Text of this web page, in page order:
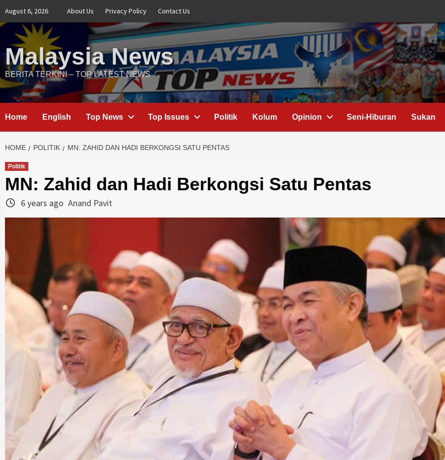
content
August 6, 2026 About Us Privacy Policy Contact Us
Malaysia News
BERITA TERKINI – TOP LATEST NEWS
Home English Top News Top Issues Politik Kolum Opinion Seni-Hiburan Sukan
HOME POLITIK MN: ZAHID DAN HADI BERKONGSI SATU PENTAS
Politik
MN: Zahid dan Hadi Berkongsi Satu Pentas
6 years ago Anand Pavit